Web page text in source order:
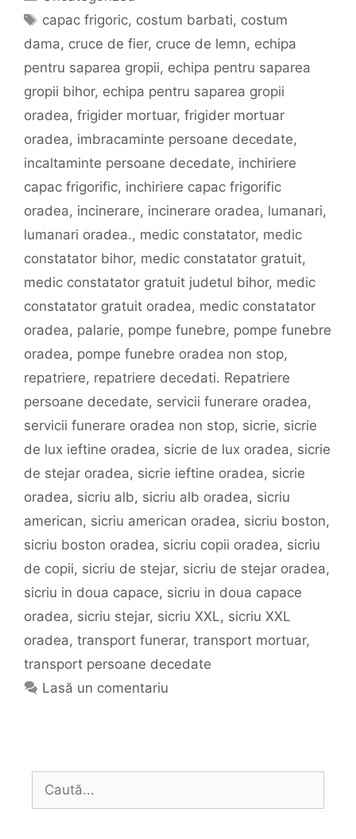
Etichete
capac frigoric, costum barbati, costum
dama, cruce de fier, cruce de lemn, echipa
pentru saparea gropii, echipa pentru saparea
gropii bihor, echipa pentru saparea gropii
oradea, frigider mortuar, frigider mortuar
oradea, imbracaminte persoane decedate,
incaltaminte persoane decedate, inchiriere
capac frigorific, inchiriere capac frigorific
oradea, incinerare, incinerare oradea, lumanari,
lumanari oradea., medic constatator, medic
constatator bihor, medic constatator gratuit,
medic constatator gratuit judetul bihor, medic
constatator gratuit oradea, medic constatator
oradea, palarie, pompe funebre, pompe funebre
oradea, pompe funebre oradea non stop,
repatriere, repatriere decedati. Repatriere
persoane decedate, servicii funerare oradea,
servicii funerare oradea non stop, sicrie, sicrie
de lux ieftine oradea, sicrie de lux oradea, sicrie
de stejar oradea, sicrie ieftine oradea, sicrie
oradea, sicriu alb, sicriu alb oradea, sicriu
american, sicriu american oradea, sicriu boston,
sicriu boston oradea, sicriu copii oradea, sicriu
de copii, sicriu de stejar, sicriu de stejar oradea,
sicriu in doua capace, sicriu in doua capace
oradea, sicriu stejar, sicriu XXL, sicriu XXL
oradea, transport funerar, transport mortuar,
transport persoane decedate
Lasă un comentariu
Caută